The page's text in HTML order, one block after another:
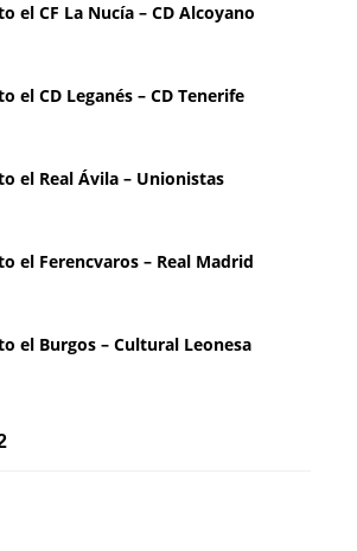
el CF La Nucía – CD Alcoyano
el CD Leganés – CD Tenerife
el Real Ávila – Unionistas
el Ferencvaros – Real Madrid
el Burgos – Cultural Leonesa